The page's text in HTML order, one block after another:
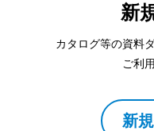
新
カタログ等の資料
ご利
新